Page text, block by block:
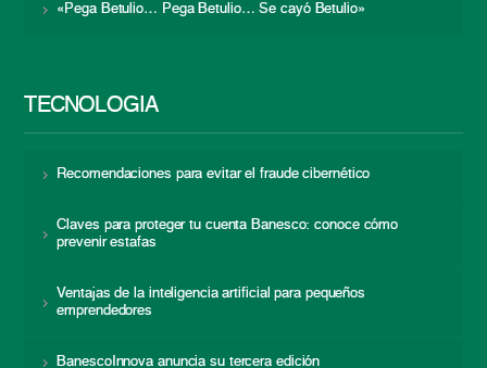
«Pega Betulio… Pega Betulio… Se cayó Betulio»
TECNOLOGÍA
Recomendaciones para evitar el fraude cibernético
Claves para proteger tu cuenta Banesco: conoce cómo
prevenir estafas
Ventajas de la inteligencia artificial para pequeños
emprendedores
BanescoInnova anuncia su tercera edición